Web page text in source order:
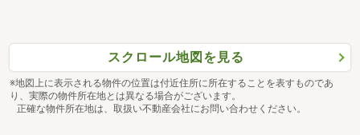
スクロール地図を見る
※地図上に表示される物件の位置は付近住所に所在することを表すものであ
り、実際の物件所在地とは異なる場合がございます。
正確な物件所在地は、取扱い不動産会社にお問い合わせください。